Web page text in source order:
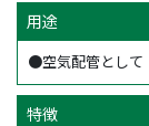
用途
●空気配管として
特徴